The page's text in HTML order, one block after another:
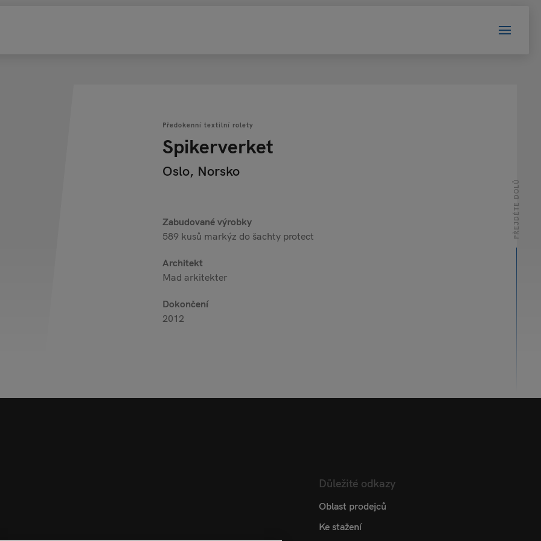
Předokenní textilní rolety
Spikerverket
Oslo, Norsko
Zabudované výrobky
589 kusů markýz do šachty protect
Architekt
Mad arkitekter
Dokončení
2012
PŘEJDĚTE DOLŮ
Důležité odkazy
Oblast prodejců
Ke stažení